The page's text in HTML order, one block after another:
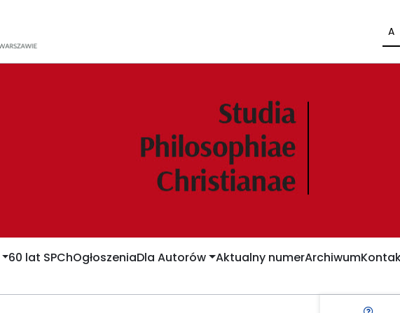
A
60 lat SPChOgłoszeniaDla Autorów Aktualny numerArchiwum